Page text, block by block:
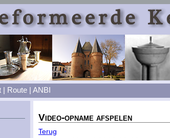
| Route | ANBI
Video-opname afspelen
Terug